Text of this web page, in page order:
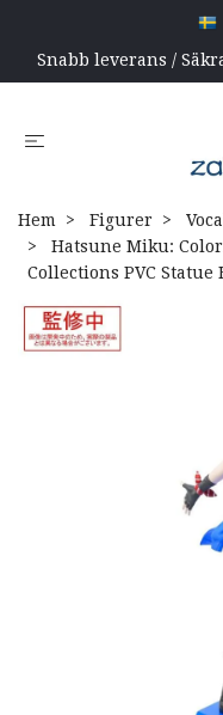
Snabb leverans /
Hem Figurer
Hatsune Miku:
Collections PVC